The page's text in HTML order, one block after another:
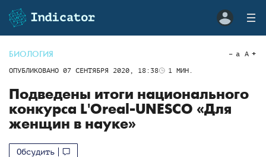
БИОЛОГИЯ
ОПУБЛИКОВАНО 07 СЕНТЯБРЯ 2020, 18:38 1 МИН.
a A
Подведены итоги национального
конкурса L'Oreal-UNESCO «Для
женщин в науке»
Обсудить